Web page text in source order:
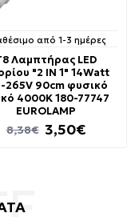
από 1-3 ημέρες
Λαμπτήρας LED
"2 IN 1" 14Watt
265V 90cm φυσικό
4000K 180-77747
EUROLAMP
3,50€
8,38€